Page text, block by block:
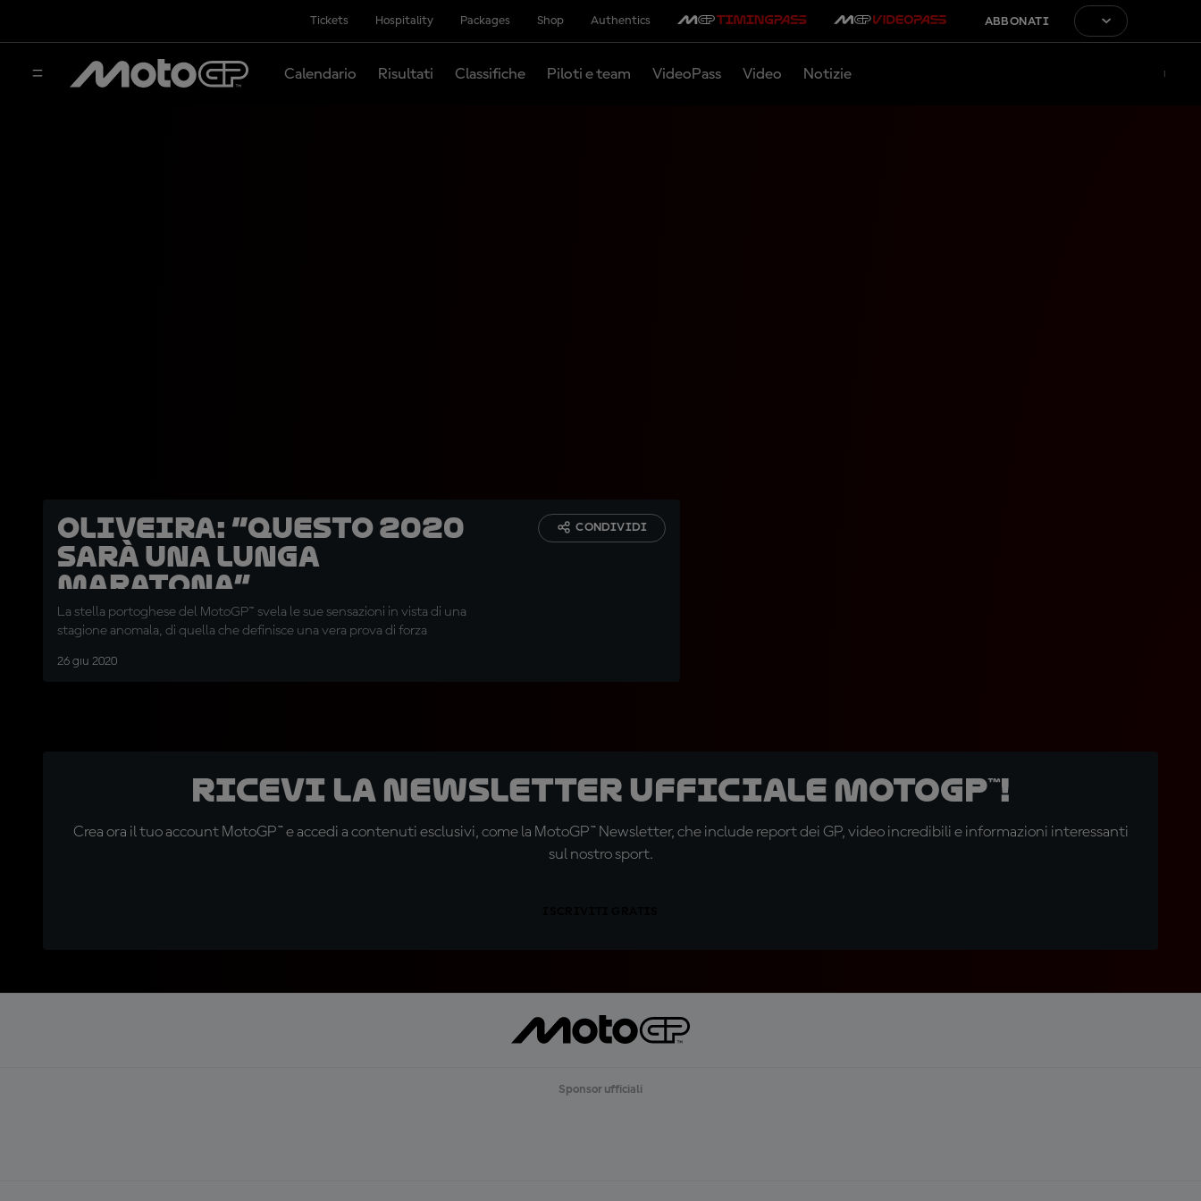
Tickets Hospitality Packages Shop Authentics ABBONATI
Calendario Risultati Classifiche Piloti e team VideoPass Video Notizie
Oliveira: “Questo 2020
sarà una lunga
maratona”
La stella portoghese del MotoGP™ svela le sue sensazioni in vista di una
stagione anomala, di quella che definisce una vera prova di forza
26 giu 2020
CONDIVIDI
Ricevi la newsletter ufficiale MotoGP™!
Crea ora il tuo account MotoGP™ e accedi a contenuti esclusivi, come la MotoGP™ Newsletter, che include report dei GP, video incredibili e informazioni interessanti
sul nostro sport.
Sponsor ufficiali